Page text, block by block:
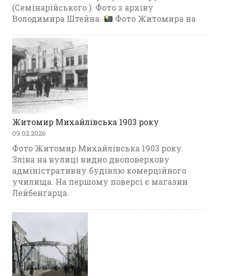
(Семінарійського ). Фото з архіву
Володимира Штейна.
Фото Житомира на
Житомир Михайлівська 1903 року
09.02.2026
Фото Житомир Михайлівська 1903 року.
Зліва на вулиці видно двоповерхову
адміністративну будівлю комерційного
училища. На першому поверсі є магазин
Лейбенгарца.